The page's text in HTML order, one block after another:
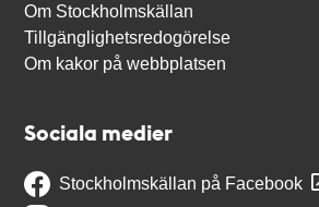
Om Stockholmskällan
Tillgänglighetsredogörelse
Om kakor på webbplatsen
Sociala medier
Stockholmskällan på Facebook